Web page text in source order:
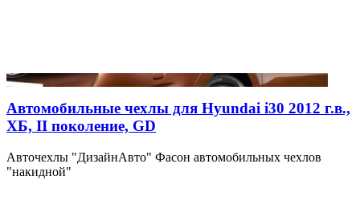
Автомобильные чехлы для Hyundai i30 2012 г.в.,
ХБ, II поколение, GD
Авточехлы "ДизайнАвто" Фасон автомобильных чехлов
"накидной"